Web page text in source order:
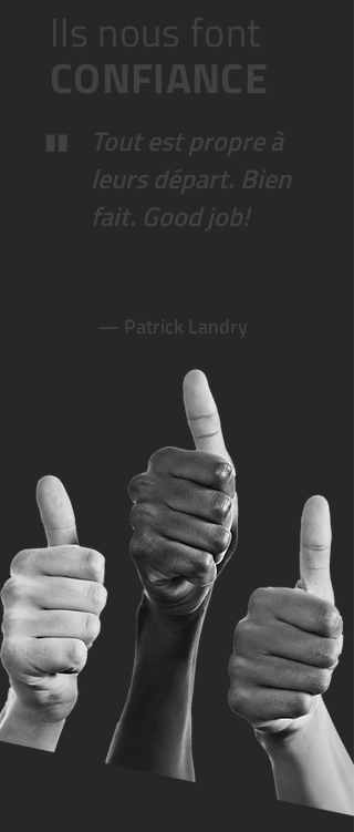
Ils nous font
CONFIANCE
Tout est propre à
leurs départ. Bien
fait. Good job!
— Patrick Landry
"